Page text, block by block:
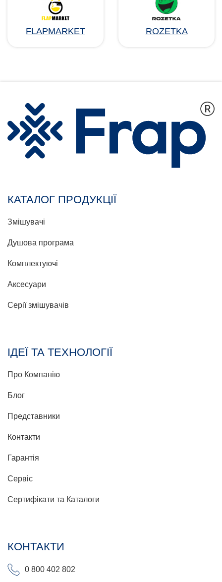
FLAPMARKET ROZETKA
КАТАЛОГ ПРОДУКЦІЇ
Змішувачі
Душова програма
Комплектуючі
Аксесуари
Серії змішувачів
ІДЕЇ ТА ТЕХНОЛОГІЇ
Про Компанію
Блог
Представники
Контакти
Гарантія
Сервіс
Сертифікати та Каталоги
КОНТАКТИ
0 800 402 802